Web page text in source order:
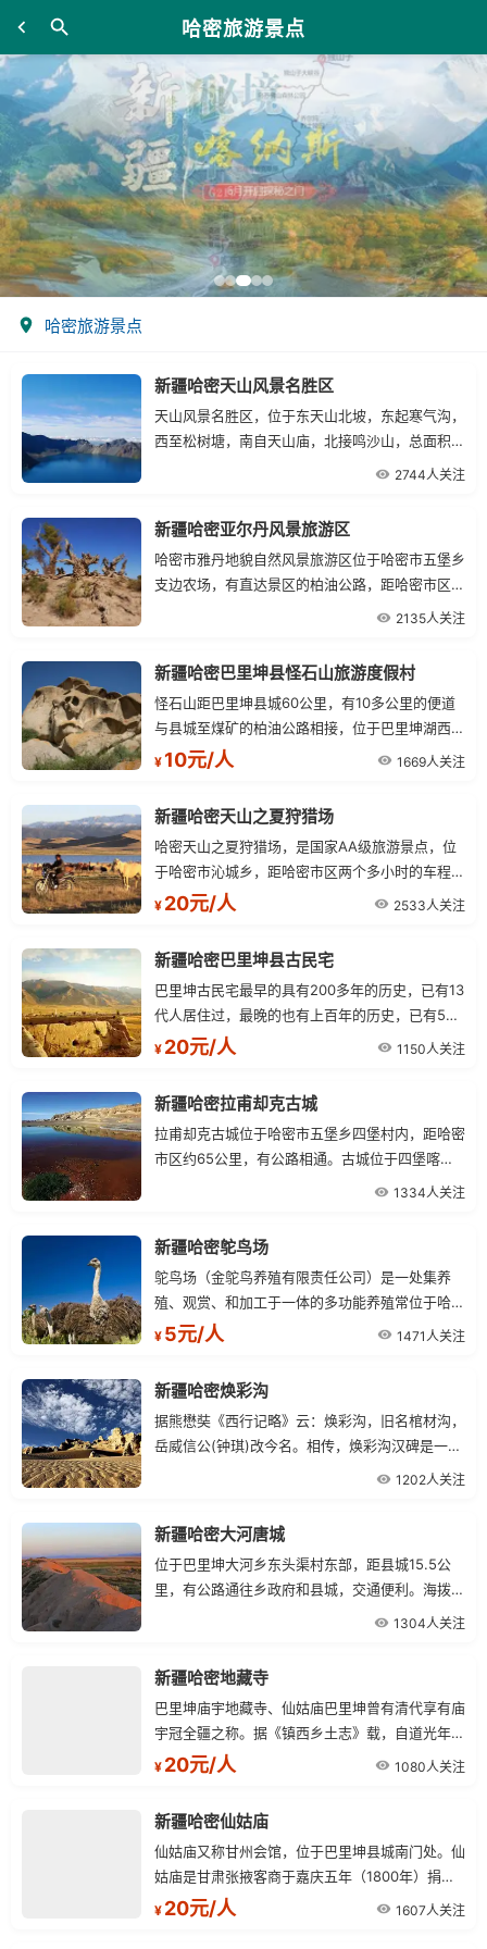
哈密旅游景点
哈密旅游景点
新疆哈密天山风景名胜区
天山风景名胜区，位于东天山北坡，东起寒气沟，
西至松树塘，南自天山庙，北接鸣沙山，总面积
120平方公里，距哈密市约７０公里，有省道（即
2744人关注
新疆哈密亚尔丹风景旅游区
哈密市雅丹地貌自然风景旅游区位于哈密市五堡乡
支边农场，有直达景区的柏油公路，距哈密市区约
2135人关注
新疆哈密巴里坤县怪石山旅游度假村
怪石山距巴里坤县城60公里，有10多公里的便道
与县城至煤矿的柏油公路相接，位于巴里坤湖西北
7公里外小夹山的最东端。
¥ 10元/人 1669人关注
新疆哈密天山之夏狩猎场
哈密天山之夏狩猎场，是国家AA级旅游景点，位
于哈密市沁城乡，距哈密市区两个多小时的车程。
狩猎场主要以山地、丘陵、戈壁为主，平均海拔在
¥ 20元/人 2533人关注
新疆哈密巴里坤县古民宅
巴里坤古民宅最早的具有200多年的历史，已有13
代人居住过，最晚的也有上百年的历史，已有5代
人居住过，完整和较完整的有五家，门楼9座，门
¥ 20元/人 1150人关注
新疆哈密拉甫却克古城
拉甫却克古城位于哈密市五堡乡四堡村内，距哈密
市区约65公里，有公路相通。古城位于四堡喀尔
鲁克的东西两岩，河东两城（一南一北，）河西一
1334人关注
新疆哈密鸵鸟场
鸵鸟场（金鸵鸟养殖有限责任公司）是一处集养
殖、观赏、和加工于一体的多功能养殖常位于哈密
市西北，石油基地西5公里，312国道2061公里
小鸵鸟，成为了新疆最大的鸵鸟常鸵鸟肉含有21
种人体所需的氨基酸，具
¥ 5元/人 1471人关注
新疆哈密焕彩沟
据熊懋奘《西行记略》云：焕彩沟，旧名棺材沟，
岳威信公(钟琪)改今名。相传，焕彩沟汉碑是一天
然巨石，四方体，底大上略小，远视像一口棺材，
1202人关注
新疆哈密大河唐城
位于巴里坤大河乡东头渠村东部，距县城15.5公
里，有公路通往乡政府和县城，交通便利。海拨
1644米，是哈密地区规模最大、保存最完好的一
1304人关注
新疆哈密地藏寺
巴里坤庙宇地藏寺、仙姑庙巴里坤曾有清代享有庙
宇冠全疆之称。据《镇西乡土志》载，自道光年
间，营有四营之庙，三乡有三乡之庙，庙宇之多巍
¥ 20元/人 1080人关注
新疆哈密仙姑庙
仙姑庙又称甘州会馆，位于巴里坤县城南门处。仙
姑庙是甘肃张掖客商于嘉庆五年（1800年）捐资
修建的，坐落在文馆所大院的最西边，东邻地藏
¥ 20元/人 1607人关注